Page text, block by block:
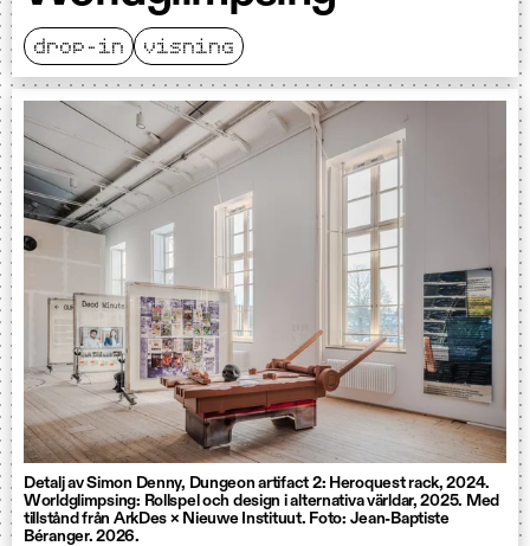
drop-in visning
Detalj av Simon Denny, Dungeon artifact 2: Heroquest rack, 2024.
Worldglimpsing: Rollspel och design i alternativa världar, 2025. Med
tillstånd från ArkDes × Nieuwe Instituut. Foto: Jean-Baptiste
Béranger. 2026.